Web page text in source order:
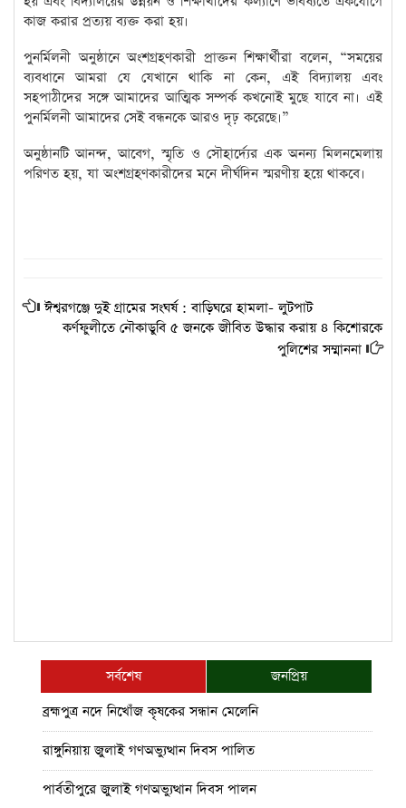
কাজ করার প্রত্যয় ব্যক্ত করা হয়।
পুনর্মিলনী অনুষ্ঠানে অংশগ্রহণকারী প্রাক্তন শিক্ষার্থীরা বলেন, “সময়ের
ব্যবধানে আমরা যে যেখানে থাকি না কেন, এই বিদ্যালয় এবং
সহপাঠীদের সঙ্গে আমাদের আত্মিক সম্পর্ক কখনোই মুছে যাবে না। এই
পুনর্মিলনী আমাদের সেই বন্ধনকে আরও দৃঢ় করেছে।”
অনুষ্ঠানটি আনন্দ, আবেগ, স্মৃতি ও সৌহার্দ্যের এক অনন্য মিলনমেলায়
পরিণত হয়, যা অংশগ্রহণকারীদের মনে দীর্ঘদিন স্মরণীয় হয়ে থাকবে।
ঈশ্বরগঞ্জে দুই গ্রামের সংঘর্ষ : বাড়িঘরে হামলা- লুটপাট
কর্ণফুলীতে নৌকাডুবি ৫ জনকে জীবিত উদ্ধার করায় ৪ কিশোরকে
পুলিশের সম্মাননা
সর্বশেষ
জনপ্রিয়
ব্রহ্মপুত্র নদে নিখোঁজ কৃষকের সন্ধান মেলেনি
রাঙ্গুনিয়ায় জুলাই গণঅভ্যুত্থান দিবস পালিত
পার্বতীপুরে জুলাই গণঅভ্যুত্থান দিবস পালন